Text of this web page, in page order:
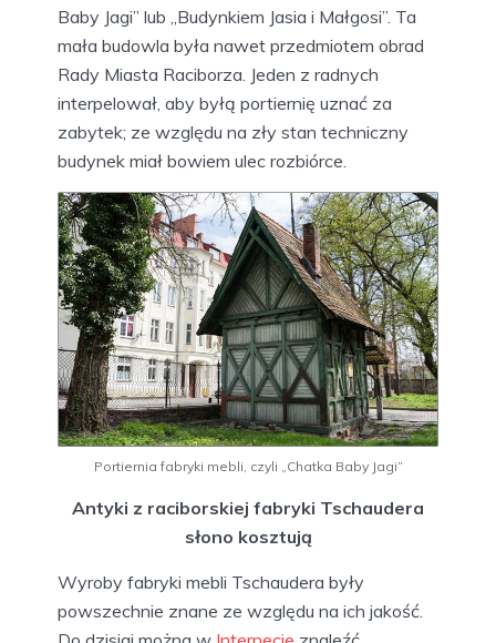
Baby Jagi” lub „Budynkiem Jasia i Małgosi”. Ta
mała budowla była nawet przedmiotem obrad
Rady Miasta Raciborza. Jeden z radnych
interpelował, aby byłą portiernię uznać za
zabytek; ze względu na zły stan techniczny
budynek miał bowiem ulec rozbiórce.
Portiernia fabryki mebli, czyli „Chatka Baby Jagi”
Antyki z raciborskiej fabryki Tschaudera
słono kosztują
Wyroby fabryki mebli Tschaudera były
powszechnie znane ze względu na ich jakość.